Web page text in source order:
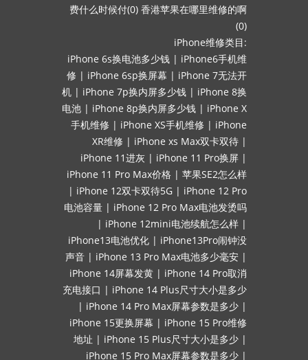
费什么时候付(0) 香港苹果在哪里维修的啊
(0)
iPhone维修类目:
iPhone 6s换电池多少钱 | iPhone6手机维
修 | iPhone 6sp换屏幕 | iPhone 7无法开
机 | iPhone 7p换内屏多少钱 | iPhone 8换
电池 | iPhone 8p换内屏多少钱 | iPhone X
手机维修 | iPhone XS手机维修 | iPhone
XR维修 | iPhone xs Max双卡双待 |
iPhone 11进灰 | iPhone 11 Pro换屏 |
iPhone 11 Pro Max价格 | 苹果SE2怎么样
| iPhone 12双卡双待5G | iPhone 12 Pro
电池容量 | iPhone 12 Pro Max电池发烫吗
| iPhone 12mini电池续航怎么样 |
iPhone13电池优化 | iPhone13Pro闹钟没
声音 | iPhone 13 Pro Max电池多少毫安 |
iPhone 14屏幕发黄 | iPhone 14 Pro取消
充电接口 | iPhone 14 Plus尺寸大小是多少
| iPhone 14 Pro Max屏幕参数是多少 |
iPhone 15更换屏幕 | iPhone 15 Pro维修
地址 | iPhone 15 Plus尺寸大小是多少 |
iPhone 15 Pro Max屏幕参数是多少 |